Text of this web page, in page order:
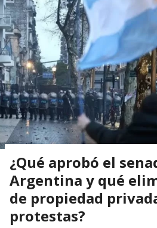
¿Qué aprobó el
Argentina y qué
de propiedad
protestas?